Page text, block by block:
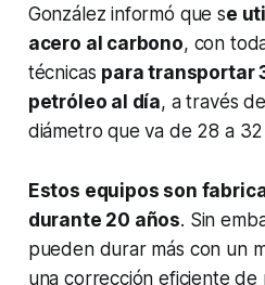
González informó que se
acero al carbono, con
técnicas para transportar
petróleo al día, a través
diámetro que va de 28 a
Estos equipos son
durante 20 años. Sin
pueden durar más con un
una corrección eficiente de